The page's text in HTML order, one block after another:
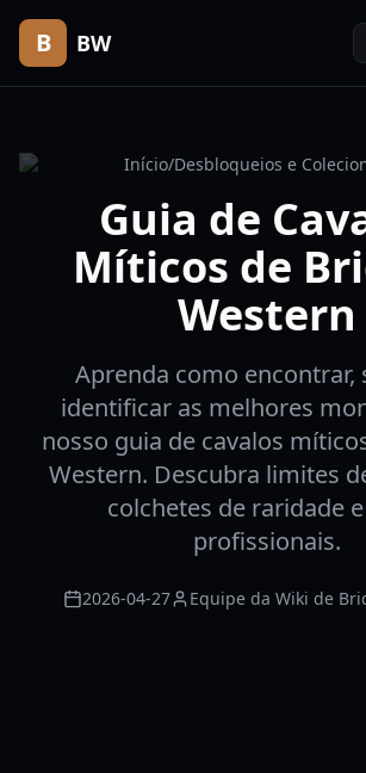
B BW
Início/Desbloqueios e
Guia de
Míticos de
Western
Aprenda como encontrar,
identificar as melhores
nosso guia de cavalos
Western. Descubra limites
colchetes de raridade
profissionais.
2026-04-27 Equipe da Wiki de